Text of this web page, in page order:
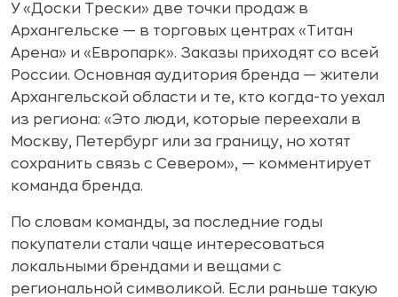
У «Доски Трески» две точки продаж в
Архангельске — в торговых центрах «Титан
Арена» и «Европарк». Заказы приходят со всей
России. Основная аудитория бренда — жители
Архангельской области и те, кто когда-то уехал
из региона: «Это люди, которые переехали в
Москву, Петербург или за границу, но хотят
сохранить связь с Севером», — комментирует
команда бренда.
По словам команды, за последние годы
покупатели стали чаще интересоваться
локальными брендами и вещами с
региональной символикой. Если раньше такую